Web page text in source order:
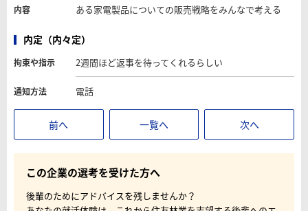
内容 ある家電製品についての販売戦略をみんなで考える
内定（内々定）
拘束や指示 2週間ほど返事を待ってくれるらしい
通知方法 電話
前へ 一覧へ 次へ
この企業の選考を受けた方へ
後輩のためにアドバイスを残しませんか？